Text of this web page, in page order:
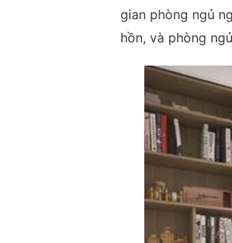
gian phòng ngủ
hồn, và phòng